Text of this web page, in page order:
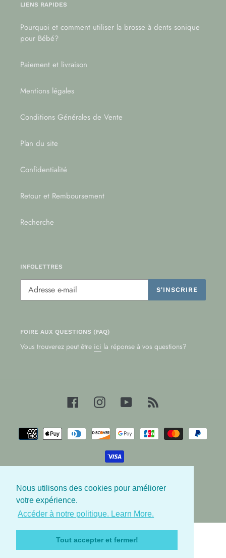
Nous utilisons des cookies pour améliorer
votre expérience.
Accéder à notre politique. Learn More.
Tout accepter et fermer!
LIENS RAPIDES
Pourquoi et comment utiliser la brosse à dents sonique
pour Bébé?
Paiement et livraison
Mentions légales
Conditions Générales de Vente
Plan du site
Confidentialité
Retour et Remboursement
Recherche
INFOLETTRES
S'INSCRIRE
FOIRE AUX QUESTIONS (FAQ)
Vous trouverez peut être ici la réponse à vos questions?
FacebookInstagramYouTube
Moyens
de
paiement
© 2026,Les Babygators
Utilisez
flèches